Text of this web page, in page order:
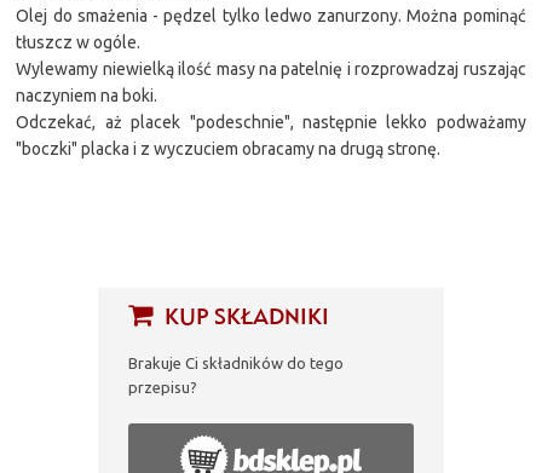
KUP SKŁADNIKI
Brakuje Ci składników do tego
przepisu?
Olej do smażenia - pędzel tylko ledwo zanurzony. Można pominąć
tłuszcz w ogóle.
Wylewamy niewielką ilość masy na patelnię i rozprowadzaj ruszając
naczyniem na boki.
Odczekać, aż placek "podeschnie", następnie lekko podważamy
"boczki" placka i z wyczuciem obracamy na drugą stronę.